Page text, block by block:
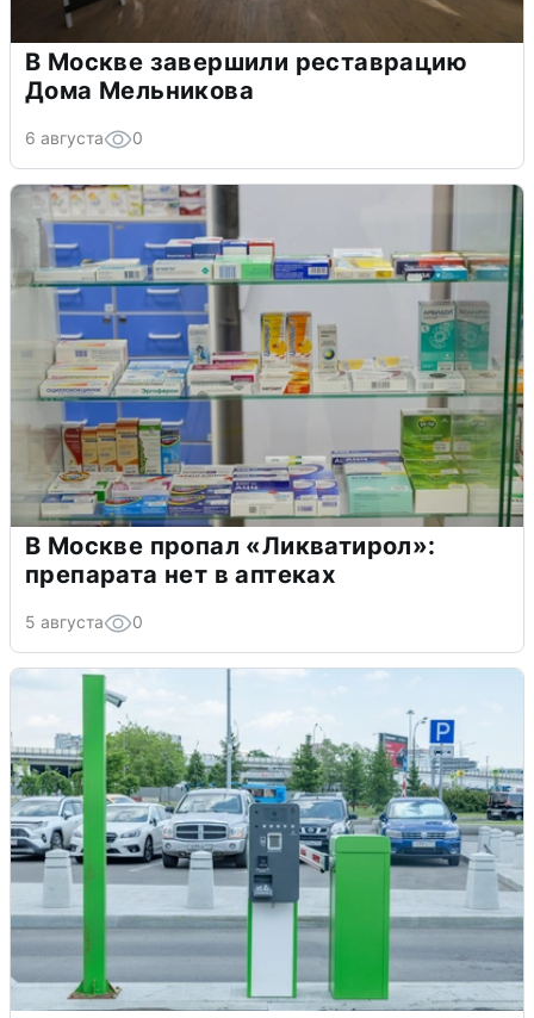
В Москве завершили реставрацию
Дома Мельникова
6 августа 0
В Москве пропал «Ликватирол»:
препарата нет в аптеках
5 августа 0